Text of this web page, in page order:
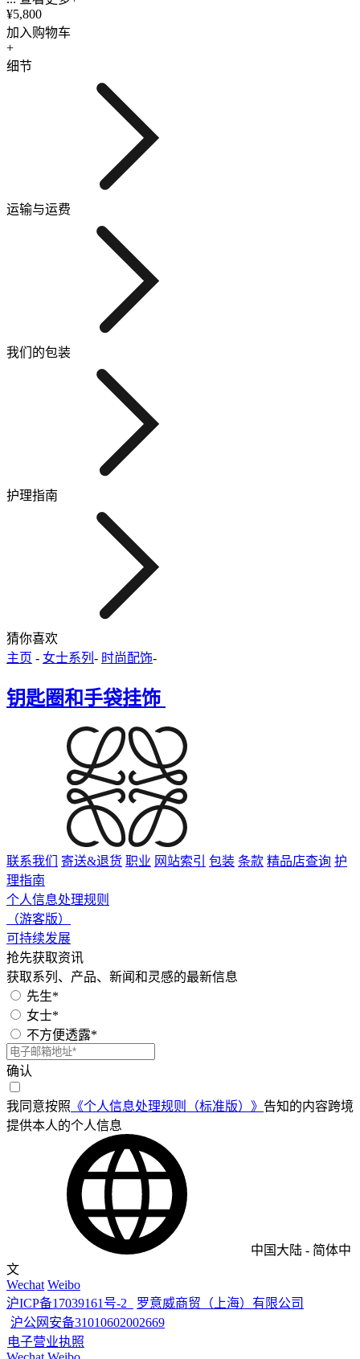
¥5,800
加入购物车
+
细节
运输与运费
我们的包装
护理指南
猜你喜欢
主页 - 女士系列 - 时尚配饰-
钥匙圈和手袋挂饰
联系我们 寄送&退货 职业 网站索引 包装 条款 精品店查询 护
理指南
个人信息处理规则
（游客版）
可持续发展
抢先获取资讯
获取系列、产品、新闻和灵感的最新信息
先生*
女士*
不方便透露*
确认
我同意按照 《个人信息处理规则（标准版）》 告知的内容跨境
提供本人的个人信息
中国大陆 - 简体中
文
Wechat Weibo
沪ICP备17039161号-2
罗意威商贸（上海）有限公司
沪公网安备31010602002669
电子营业执照